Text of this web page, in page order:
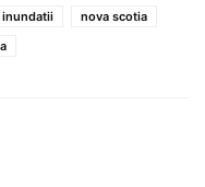
inundatii
nova scotia